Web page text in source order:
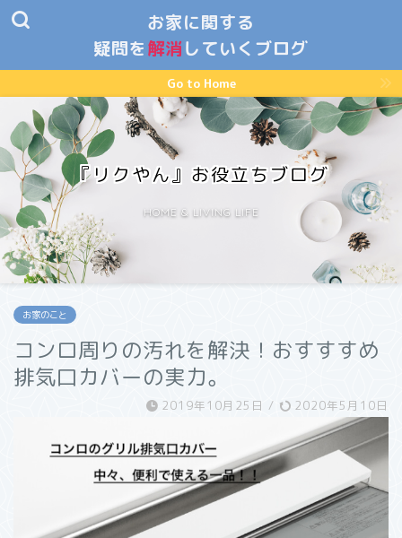
お家に関する
疑問を 解消 していくブログ
Go to Home
『リクやん』お役立ちブログ
HOME & LIVING LIFE
お家のこと
コンロ周りの汚れを解決！おすすすめ
排気口カバーの実力。
2019年10月25日 / 2020年5月10日